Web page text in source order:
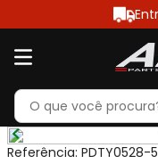
Referência: PDTY0528-